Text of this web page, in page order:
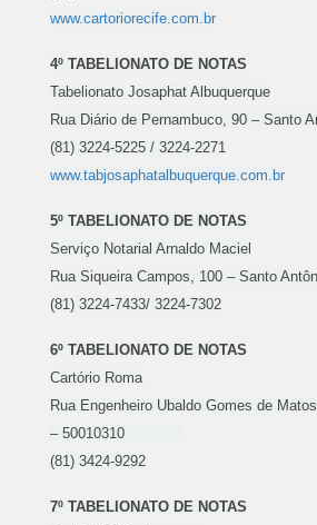
www.cartoriorecife.com.br
4º TABELIONATO DE NOTAS
Tabelionato Josaphat Albuquerque
Rua Diário de Pernambuco, 90 – Santo
(81) 3224-5225 / 3224-2271
www.tabjosaphatalbuquerque.com.br
5º TABELIONATO DE NOTAS
Serviço Notarial Arnaldo Maciel
Rua Siqueira Campos, 100 – Santo
(81) 3224-7433/ 3224-7302
6º TABELIONATO DE NOTAS
Cartório Roma
Rua Engenheiro Ubaldo Gomes de
– 50010310
(81) 3424-9292
7º TABELIONATO DE NOTAS